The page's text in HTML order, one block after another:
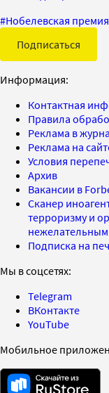
#Нобелевская премия
Подписаться
Информация:
Контактная
Правила
Реклама в
Реклама на
Условия
Архив
Вакансии в
Сканер
терроризму и
Подписка на
Мы в соцсетях:
Telegram
ВКонтакте
YouTube
Мобильное